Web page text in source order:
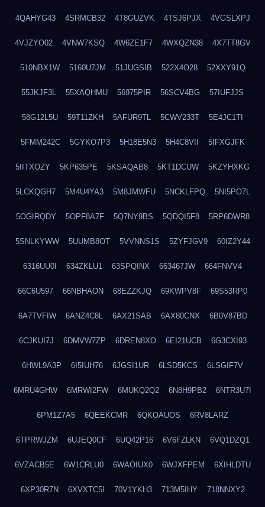
4QAHYG43 4SRMCB32 4T8GUZVK 4TSJ6PJX 4VGSLXPJ
4VJZYO02 4VNW7KSQ 4W6ZE1F7 4WXQZN38 4X7TT8GV
510NBX1W 5160U7JM 51JUGSIB 522X4O28 52XXY91Q
55JKJF3L 55XAQHMU 56975PIR 56SCV4BG 57IUFJJS
58G12L5U 59T11ZKH 5AFUR9TL 5CWV233T 5E4JC1TI
5FMM242C 5GYKO7P3 5H18E5N3 5H4C8VII 5IFXGJFK
5IITXOZY 5KP635PE 5KSAQAB8 5KT1DCUW 5KZYHXKG
5LCKQGH7 5M4U4YA3 5M8JMWFU 5NCKLFPQ 5NI5PO7L
5OGIRQDY 5OPF8A7F 5Q7NY9BS 5QDQI5F8 5RP6DWR8
5SNLKYWW 5UUMB8OT 5VVNNS1S 5ZYFJGV9 60IZ2Y44
6316UU0I 634ZKLU1 63SPQINX 663467JW 664FNVV4
66C6U597 66NBHAON 68EZZKJQ 69KWPV8F 69S53RP0
6A7TVFIW 6ANZ4C8L 6AX21SAB 6AX80CNX 6B0V87BD
6CJKUI7J 6DMVW7ZP 6DREN8XO 6EI21UCB 6G3CXI93
6HWL9A3P 6I5IUH76 6JGSI1UR 6LSD5KCS 6LSGIF7V
6MRU4GHW 6MRWI2FW 6MUKQ2Q2 6N8H9PB2 6NTR3U7I
6PM1Z7A5 6QEEKCMR 6QKOAUOS 6RV8LARZ
6TPRWJZM 6UJEQ0CF 6UQ42P16 6V6FZLKN 6VQ1DZQ1
6VZACB5E 6W1CRLU0 6WAOIUX0 6WJXFPEM 6XIHLDTU
6XP30R7N 6XVXTC5I 70V1YKH3 713M5IHY 718NNXY2